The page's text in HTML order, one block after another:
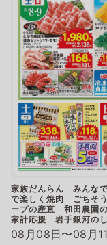
家族だんらん みんな
で楽しく焼肉 ごちそ
ープの産直 和田農園
家計応援 岩手銀河の
08月08日〜08月